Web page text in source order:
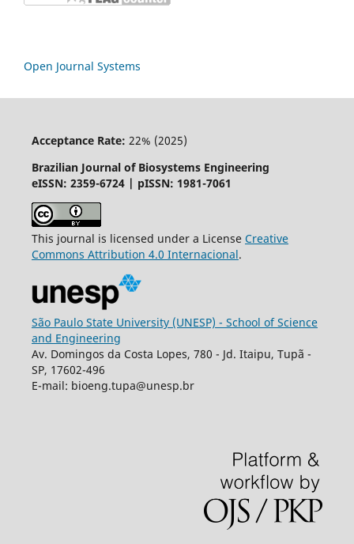
Open Journal Systems
Acceptance Rate: 22% (2025)
Brazilian Journal of Biosystems Engineering
eISSN: 2359-6724 | pISSN: 1981-7061
This journal is licensed under a License Creative
Commons Attribution 4.0 Internacional.
São Paulo State University (UNESP) - School of Science
and Engineering
Av. Domingos da Costa Lopes, 780 - Jd. Itaipu, Tupã -
SP, 17602-496
E-mail: bioeng.tupa@unesp.br